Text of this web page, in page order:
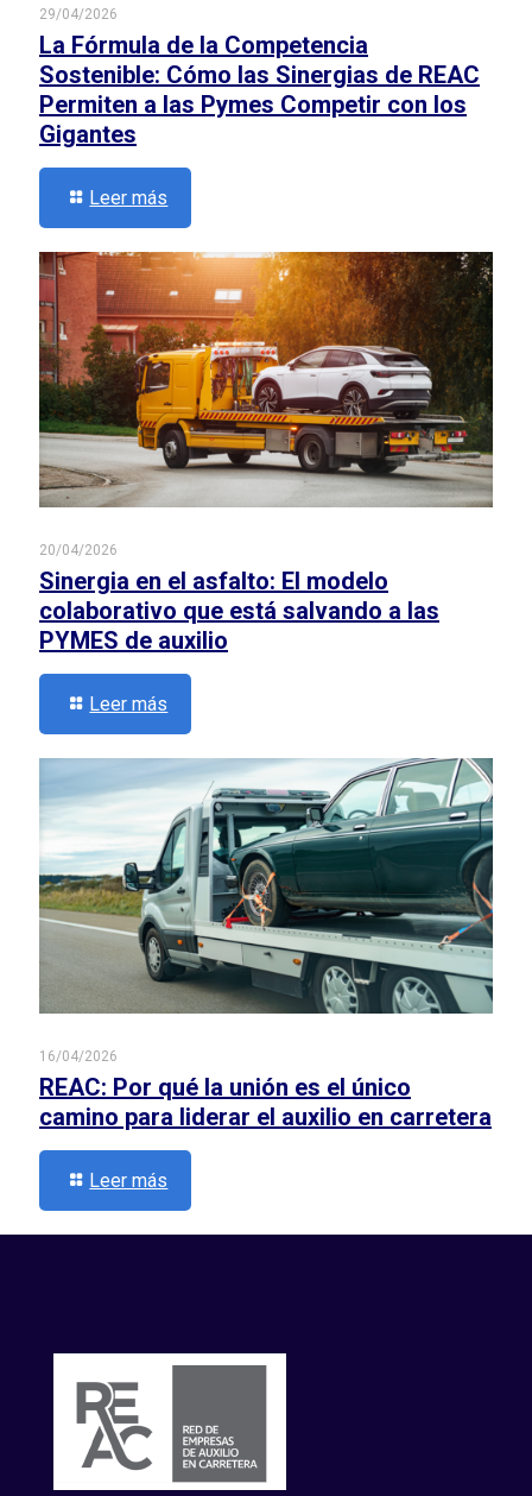
29/04/2026
La Fórmula de la Competencia
Sostenible: Cómo las Sinergias de REAC
Permiten a las Pymes Competir con los
Gigantes
Leer más
20/04/2026
Sinergia en el asfalto: El modelo
colaborativo que está salvando a las
PYMES de auxilio
Leer más
16/04/2026
REAC: Por qué la unión es el único
camino para liderar el auxilio en carretera
Leer más